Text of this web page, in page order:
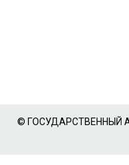
© ГОСУДАРСТВЕННЫЙ